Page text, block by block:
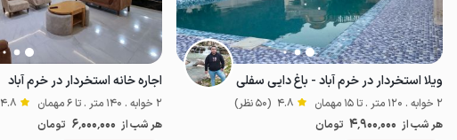
ویلا استخردار در خرم آباد - باغ دایی سفلی
2 خوابه . 120 متر . تا 15 مهمان 4.8 (50 نظر)
هر شب از 4٬900٬000 تومان
اجاره خانه استخردار در خرم آباد
2 خوابه . 140 متر . تا 6 مهمان 4.8
هر شب از 6٬000٬000 تومان